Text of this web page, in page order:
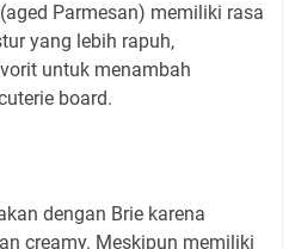
Parmesan) memiliki rasa
yang lebih rapuh,
untuk menambah
board.
dengan Brie karena
creamy. Meskipun memiliki